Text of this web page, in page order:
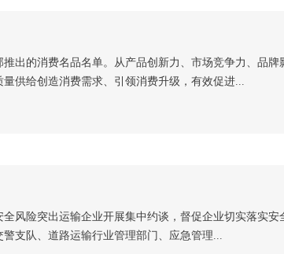
出的消费名品名单。从产品创新力、市场竞争力、品牌
供给创造消费需求、引领消费升级，有效促进...
风险突出运输企业开展集中约谈，督促企业切实落实安
支队、道路运输行业管理部门、应急管理...